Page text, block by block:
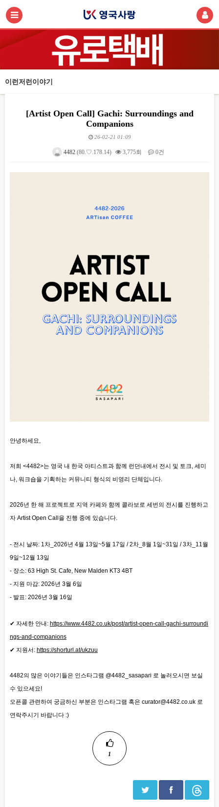
이런저런이야기
[Artist Open Call] Gachi: Surroundings and
Companions
26-02-21 01:09
4482 (80.♡.178.14) 3,775회 0건
안녕하세요,
저희 <4482>는 영국 내 한국 아티스트과 함께 런던내에서 전시 및 토크, 세미
나, 워크숍을 기획하는 커뮤니티 형식의 비영리 단체입니다.
2026년 한 해 프로젝트로 지역 카페와 함께 콜라보로 세번의 전시를 진행하고
자 Artist Open Call을 진행 중에 있습니다.
- 전시 날짜: 1차_2026년 4월 13일~5월 17일 / 2차_8월 1일~31일 / 3차_11월
9일~12월 13일
- 장소: 63 High St. Cafe, New Malden KT3 4BT
- 지원 마감: 2026년 3월 6일
- 발표: 2026년 3월 16일
✔ 자세한 안내: https://www.4482.co.uk/post/artist-open-call-gachi-surroundi
ngs-and-companions
✔ 지원서: https://shorturl.at/ukzuu
4482의 많은 이야기들은 인스타그램 @4482_sasapari 로 놀러오시면 보실
수 있으세요!
오픈콜 관련하여 궁금하신 부분은 인스타그램 혹은 curator@4482.co.uk 로
연락주시기 바랍니다 :)
1